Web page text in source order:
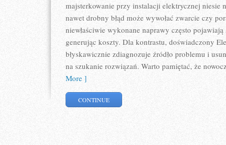
majsterkowanie przy instalacji elektrycznej niesie
nawet drobny błąd może wywołać zwarcie czy
niewłaściwie wykonane naprawy często
generując koszty. Dla kontrastu, doświadczony
błyskawicznie zdiagnozuje źródło problemu i
na szukanie rozwiązań. Warto pamiętać, że
More ]
CONTINUE